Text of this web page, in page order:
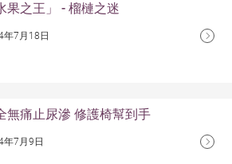
果之王」 - 榴槤之迷
年7月18日
無痛止尿滲 修護椅幫到手
年7月9日